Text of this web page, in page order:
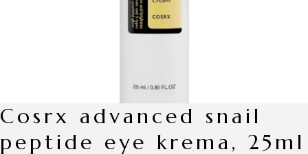
cosrx advanced snail
peptide eye krema, 25ml